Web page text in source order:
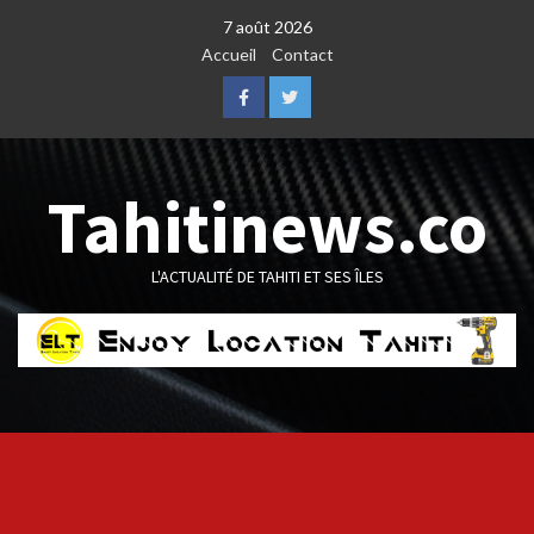
7 août 2026
Accueil
Contact
FacebookTwitter
Tahitinews.co
L'ACTUALITÉ DE TAHITI ET SES ÎLES